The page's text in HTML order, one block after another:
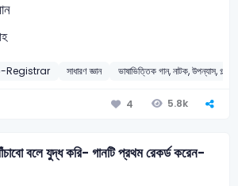
Registrar সাধারণ জ্ঞান ভাষাভিত্তিক গান, নাটক, উপন্যাস, গল্প,
4 5.8k
বলে যুদ্ধ করি- গানটি প্রথম রেকর্ড করেন-